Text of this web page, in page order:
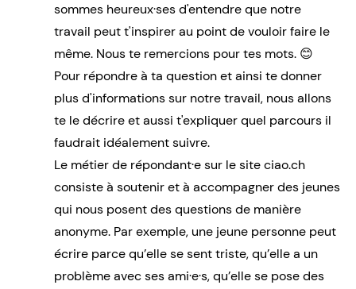
sommes heureux·ses d'entendre que notre
travail peut t'inspirer au point de vouloir faire le
même. Nous te remercions pour tes mots. 😊
Pour répondre à ta question et ainsi te donner
plus d'informations sur notre travail, nous allons
te le décrire et aussi t'expliquer quel parcours il
faudrait idéalement suivre.
Le métier de répondant·e sur le site ciao.ch
consiste à soutenir et à accompagner des jeunes
qui nous posent des questions de manière
anonyme. Par exemple, une jeune personne peut
écrire parce qu’elle se sent triste, qu’elle a un
problème avec ses ami·e·s, qu’elle se pose des